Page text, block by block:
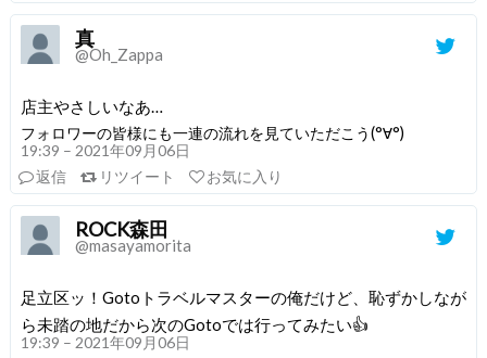
真
@Oh_Zappa
店主やさしいなあ…
フォロワーの皆様にも一連の流れを見ていただこう(°∀°)
19:39 – 2021年09月06日
返信
リツイート お気に入り
ROCK森田
@masayamorita
足立区ッ！Gotoトラベルマスターの俺だけど、恥ずかしなが
ら未踏の地だから次のGotoでは行ってみたい👍
19:39 – 2021年09月06日